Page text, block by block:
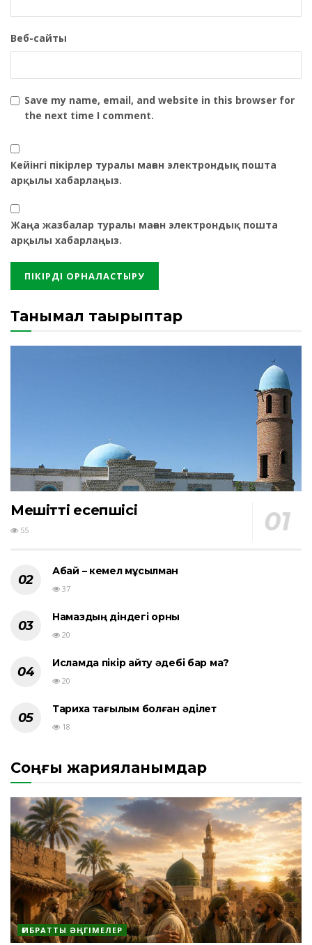
Веб-сайты
Save my name, email, and website in this browser for
the next time I comment.
Кейінгі пікірлер туралы маған электрондық пошта
арқылы хабарлаңыз.
Жаңа жазбалар туралы маған электрондық пошта
арқылы хабарлаңыз.
Танымал тақырыптар
Мешіттің есепшісі
55
Абай – кемел мұсылман
37
Намаздың діндегі орны
20
Исламда пікір айту әдебі бар ма?
20
Тарихқа тағылым болған әділет
18
Соңғы жарияланымдар
ҒИБРАТТЫ ӘҢГІМЕЛЕР